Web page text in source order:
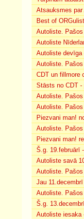
Atsauksmes
Best of
Autoliste.
Autoliste
Autoliste
Autoliste.
CDT un fillmore
Stāsts no CDT -
Autoliste.
Autoliste.
Piezvani man!
Autoliste.
Piezvani man!
Š.g. 19.februārī
Autoliste savā
Autoliste.
Jau
Autoliste.
Š.g.
Autoliste iesaka